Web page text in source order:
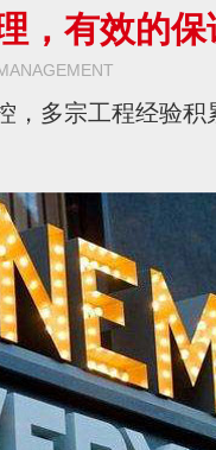
，有效的保
，多宗工程经验积